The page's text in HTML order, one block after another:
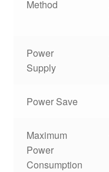
Method
Power
Supply
Power Save
Maximum
Power
Consumption